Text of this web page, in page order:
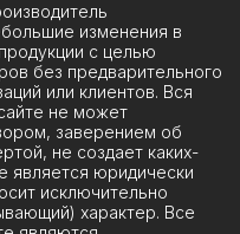
изменения в
с целью
без предварительного
или клиентов. Вся
не может
заверением об
не создает каких-
является юридически
исключительно
характер. Все